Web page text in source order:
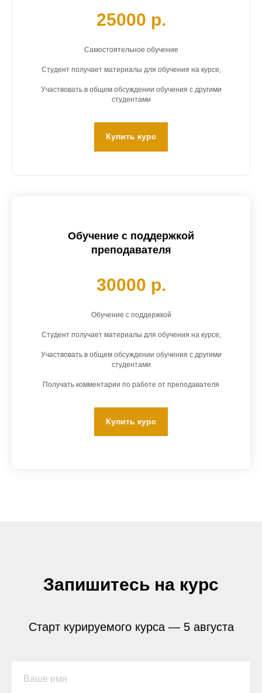
25000 р.
Самостоятельное обучение
Студент получает материалы для обучения на курсе,
Участвовать в общем обсуждении обучения с другими
студентами
Купить курс
Обучение с поддержкой
преподавателя
30000 р.
Обучение с поддержкой
Студент получает материалы для обучения на курсе,
Участвовать в общем обсуждении обучения с другими
студентами
Получать комментарии по работе от преподавателя
Купить курс
Запишитесь на курс
Старт курируемого курса — 5 августа
Ваше имя